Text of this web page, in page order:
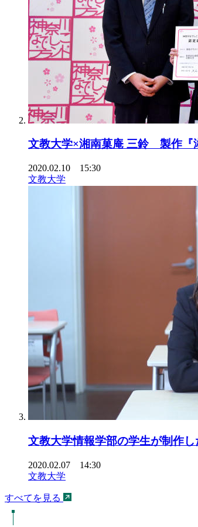
文教大学×湘南菓庵 三鈴 製作『
2020.02.10 15:30
文教大学
文教大学情報学部の学生が制作
2020.02.07 14:30
文教大学
すべてを見る